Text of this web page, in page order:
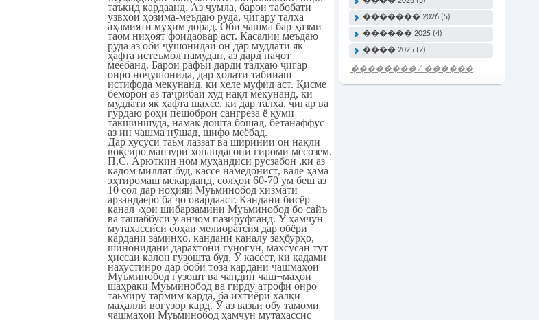
������� 2026 (5)
������ 2025 (4)
���� 2025 (2)
�������� / ������
���� �����
таъкид кардаанд. Аз ҷумла, барои табобати
узвҳои ҳозима-меъдаю руда, ҷигару талха
аҳамияти муҳим дорад. Оби чашма бар ҳазми
таом ниҳоят фоидаовар аст. Касалии меъдаю
руда аз оби ҷушонидаи он дар муддати як
ҳафта истеъмол намудан, аз дард наҷот
меёбанд. Барои рафъи дарди талхаю ҷигар
онро ноҷушонида, дар ҳолати табииаш
истифода мекунанд, ки хеле муфид аст. Қисме
беморон аз таҷрибаи худ нақл мекунанд, ки
муддати як ҳафта шахсе, ки дар талха, ҷигар ва
гурдаю роҳи пешоброн сангреза ё қуми
такшиншуда, намак дошта бошад, бетанаффус
аз ин чашма нӯшад, шифо меёбад.
Дар хусуси таьм лаззат ва ширинии он нақли
воқеиро манзури хонандагони гиромӣ месозем.
П.С. Арюткин ном муҳандиси русзабон ,ки аз
кадом миллат буд, кассе намедонист, вале ҳама
эҳтиромаш мекарданд, солҳои 60-70 ум беш аз
10 сол дар ноҳияи Муьминобод хизмати
арзандаеро ба ҷо овардааст. Кандани бисёр
канал¬ҳои шибарзамини Муъминобод бо сайъ
ва ташаббуси ӯ анчом пазируфтанд. Ӯ ҳамчун
мутахассиси соҳаи мелиоратсия дар обёрӣ
кардани заминҳо, кандани каналу заҳбурҳо,
шинонидани дарахтони гуногун, махсусан тут
ҳиссаи калон гузошта буд. Ӯ касест, ки қадами
нахустинро дар боби тоза кардани чашмаҳои
Муъминобод гузошт ва чандин чаш¬маҳои
шаҳраки Муьминобод ва гирду атрофи онро
таьмиру тармим карда, ба ихтиёри халқи
маҳаллӣ вогузор кард. Ӯ аз вазьи обу тамоми
чашмаҳои Муьминобод ҳамчун мутахассис